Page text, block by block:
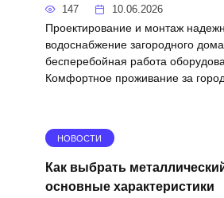
147 10.06.2026
Проектирование и монтаж
водоснабжение загородного
бесперебойная работа
Комфортное проживание за
НОВОСТИ
Как выбрать
основные характеристики